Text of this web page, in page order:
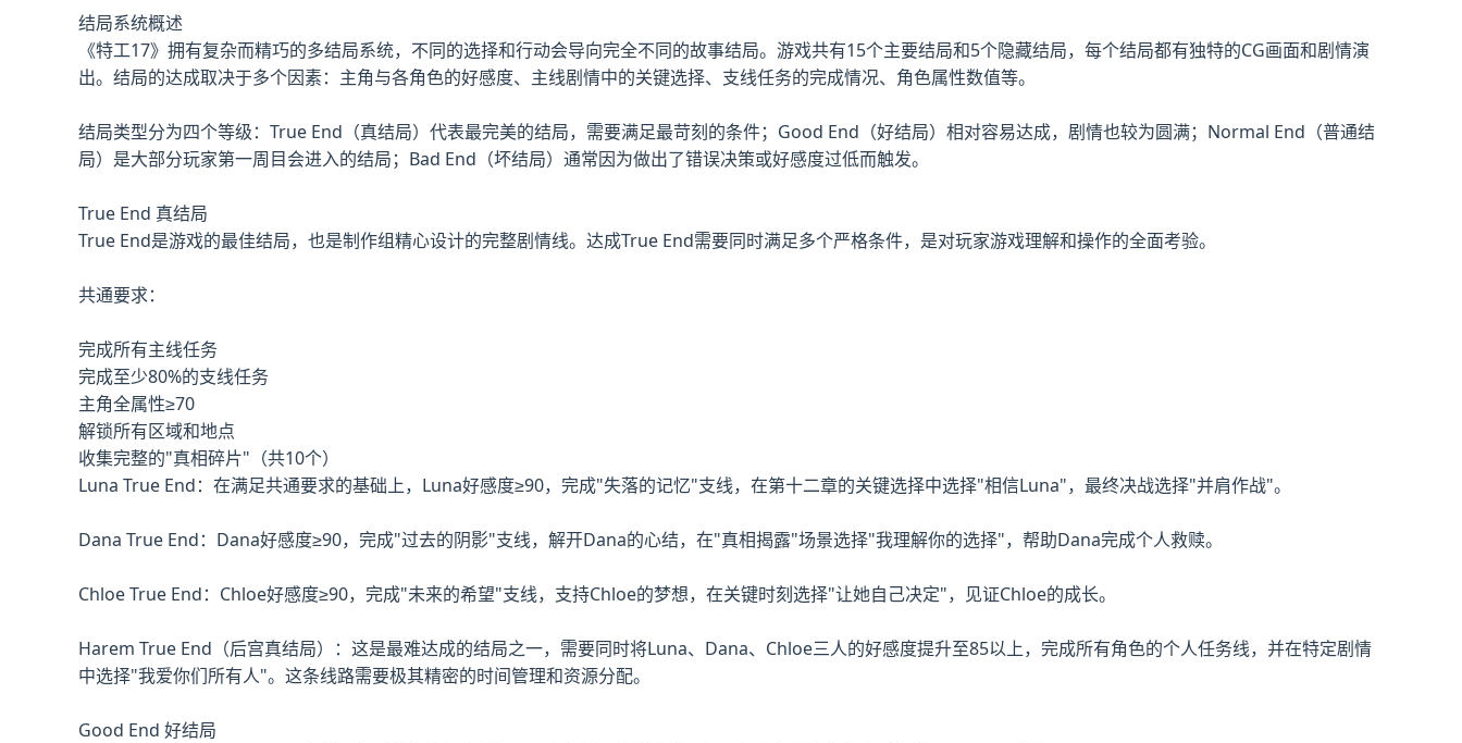
结局系统概述
《特工17》拥有复杂而精巧的多结局系统，不同的选择和行动会导向完全不同的故事结局。游戏共有15个主要结局和5个隐藏结局，每个结局都有独特的CG画面和剧情演
出。结局的达成取决于多个因素：主角与各角色的好感度、主线剧情中的关键选择、支线任务的完成情况、角色属性数值等。
结局类型分为四个等级：True End（真结局）代表最完美的结局，需要满足最苛刻的条件；Good End（好结局）相对容易达成，剧情也较为圆满；Normal End（普通结
局）是大部分玩家第一周目会进入的结局；Bad End（坏结局）通常因为做出了错误决策或好感度过低而触发。
True End 真结局
True End是游戏的最佳结局，也是制作组精心设计的完整剧情线。达成True End需要同时满足多个严格条件，是对玩家游戏理解和操作的全面考验。
共通要求：
完成所有主线任务
完成至少80%的支线任务
主角全属性≥70
解锁所有区域和地点
收集完整的"真相碎片"（共10个）
Luna True End：在满足共通要求的基础上，Luna好感度≥90，完成"失落的记忆"支线，在第十二章的关键选择中选择"相信Luna"，最终决战选择"并肩作战"。
Dana True End：Dana好感度≥90，完成"过去的阴影"支线，解开Dana的心结，在"真相揭露"场景选择"我理解你的选择"，帮助Dana完成个人救赎。
Chloe True End：Chloe好感度≥90，完成"未来的希望"支线，支持Chloe的梦想，在关键时刻选择"让她自己决定"，见证Chloe的成长。
Harem True End（后宫真结局）：这是最难达成的结局之一，需要同时将Luna、Dana、Chloe三人的好感度提升至85以上，完成所有角色的个人任务线，并在特定剧情
中选择"我爱你们所有人"。这条线路需要极其精密的时间管理和资源分配。
Good End 好结局